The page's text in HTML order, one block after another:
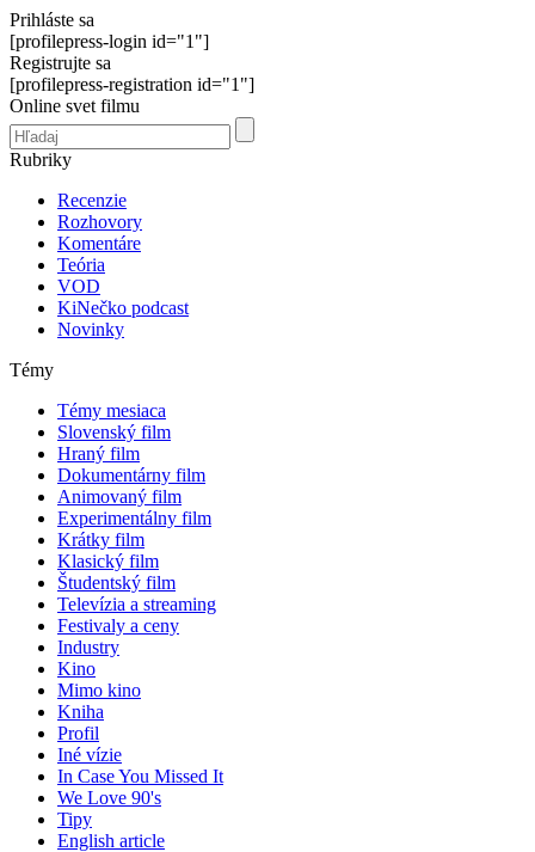
Prihláste sa
[profilepress-login id="1"]
Registrujte sa
[profilepress-registration id="1"]
Online svet filmu
Rubriky
Recenzie
Rozhovory
Komentáre
Teória
VOD
KiNečko podcast
Novinky
Témy
Témy mesiaca
Slovenský film
Hraný film
Dokumentárny film
Animovaný film
Experimentálny film
Krátky film
Klasický film
Študentský film
Televízia a streaming
Festivaly a ceny
Industry
Kino
Mimo kino
Kniha
Profil
Iné vízie
In Case You Missed It
We Love 90's
Tipy
English article